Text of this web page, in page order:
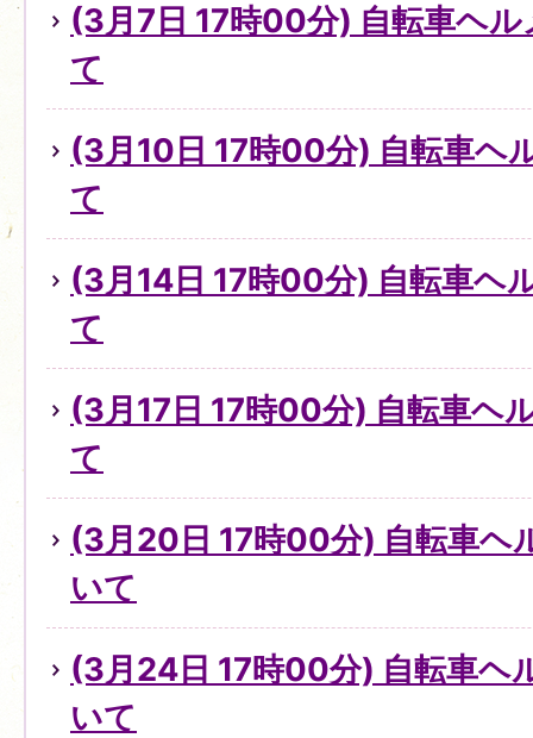
(3月7日 17時00分) 自転車ヘ
て
(3月10日 17時00分) 自転車ヘ
て
(3月14日 17時00分) 自転車ヘ
て
(3月17日 17時00分) 自転車ヘ
て
(3月20日 17時00分) 自転車ヘ
いて
(3月24日 17時00分) 自転車ヘ
いて